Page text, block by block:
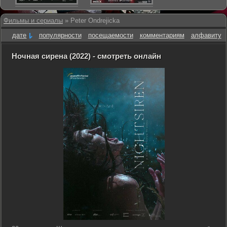
Фильмы и сериалы » Peter Ondrejicka
дате
популярности посещаемости комментариям алфавиту
Ночная сирена (2022) - смотреть онлайн